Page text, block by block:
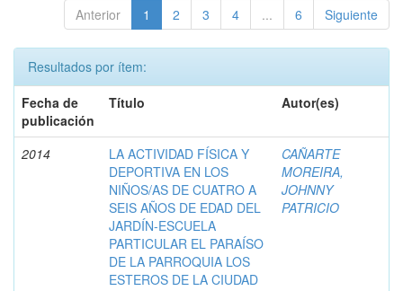
Anterior 1 2 3 4 ... 6 Siguiente
Resultados por ítem:
Fecha de
publicación
Título Autor(es)
2014
LA ACTIVIDAD FÍSICA Y
DEPORTIVA EN LOS
NIÑOS/AS DE CUATRO A
SEIS AÑOS DE EDAD DEL
JARDÍN-ESCUELA
PARTICULAR EL PARAÍSO
DE LA PARROQUIA LOS
ESTEROS DE LA CIUDAD
CAÑARTE
MOREIRA,
JOHNNY
PATRICIO